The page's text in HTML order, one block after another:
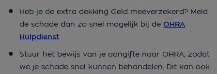
Heb je de extra dekking Geld meeverzekerd? Meld
de schade dan zo snel mogelijk bij de OHRA
Hulpdienst
Stuur het bewijs van je aangifte naar OHRA, zodat
we je schade snel kunnen behandelen. Dit kan ook